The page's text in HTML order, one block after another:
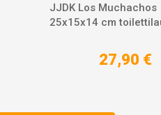
JJDK Los Muchachos
25x15x14 cm
27,90 €